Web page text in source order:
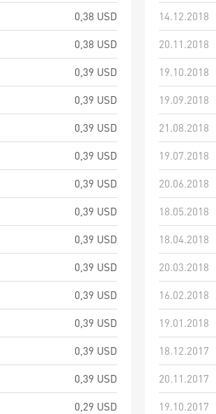
0,38 USD
0,38 USD
0,39 USD
0,39 USD
0,39 USD
0,39 USD
0,39 USD
0,39 USD
0,39 USD
0,39 USD
0,39 USD
0,39 USD
0,39 USD
0,39 USD
0,29 USD
14.12.2018
20.11.2018
19.10.2018
19.09.2018
21.08.2018
19.07.2018
20.06.2018
18.05.2018
18.04.2018
20.03.2018
16.02.2018
19.01.2018
18.12.2017
20.11.2017
19.10.2017